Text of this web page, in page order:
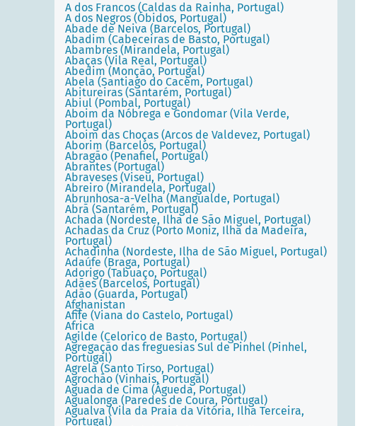
A dos Francos (Caldas da Rainha, Portugal)
A dos Negros (Óbidos, Portugal)
Abade de Neiva (Barcelos, Portugal)
Abadim (Cabeceiras de Basto, Portugal)
Abambres (Mirandela, Portugal)
Abaças (Vila Real, Portugal)
Abedim (Monção, Portugal)
Abela (Santiago do Cacém, Portugal)
Abitureiras (Santarém, Portugal)
Abiul (Pombal, Portugal)
Aboim da Nóbrega e Gondomar (Vila Verde,
Portugal)
Aboim das Choças (Arcos de Valdevez, Portugal)
Aborim (Barcelos, Portugal)
Abragão (Penafiel, Portugal)
Abrantes (Portugal)
Abraveses (Viseu, Portugal)
Abreiro (Mirandela, Portugal)
Abrunhosa-a-Velha (Mangualde, Portugal)
Abrã (Santarém, Portugal)
Achada (Nordeste, Ilha de São Miguel, Portugal)
Achadas da Cruz (Porto Moniz, Ilha da Madeira,
Portugal)
Achadinha (Nordeste, Ilha de São Miguel, Portugal)
Adaúfe (Braga, Portugal)
Adorigo (Tabuaço, Portugal)
Adães (Barcelos, Portugal)
Adão (Guarda, Portugal)
Afghanistan
Afife (Viana do Castelo, Portugal)
Africa
Agilde (Celorico de Basto, Portugal)
Agregação das freguesias Sul de Pinhel (Pinhel,
Portugal)
Agrela (Santo Tirso, Portugal)
Agrochão (Vinhais, Portugal)
Aguada de Cima (Águeda, Portugal)
Agualonga (Paredes de Coura, Portugal)
Agualva (Vila da Praia da Vitória, Ilha Terceira,
Portugal)